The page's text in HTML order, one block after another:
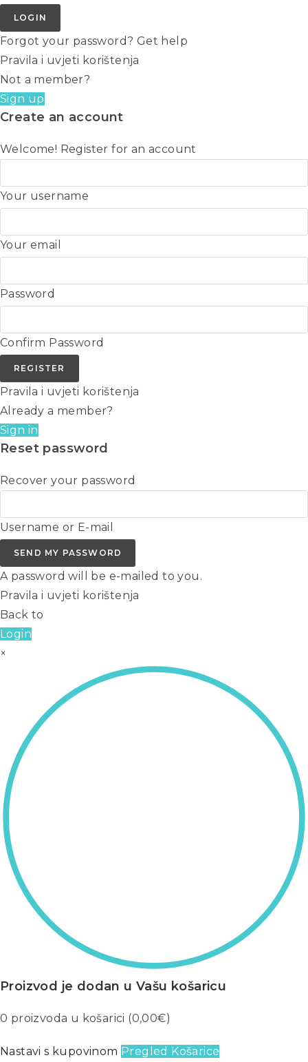
LOGIN
Forgot your password? Get help
Pravila i uvjeti korištenja
Not a member?
Sign up
Create an account
Welcome! Register for an account
Your username
Your email
Password
Confirm Password
REGISTER
Pravila i uvjeti korištenja
Already a member?
Sign in
Reset password
Recover your password
Username or E-mail
SEND MY PASSWORD
A password will be e-mailed to you.
Pravila i uvjeti korištenja
Back to
Login
×
Proizvod je dodan u Vašu košaricu
0 proizvoda u košarici (0,00€)
Nastavi s kupovinom Pregled Košarice